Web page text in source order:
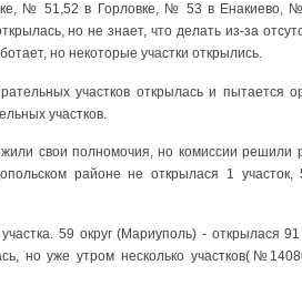
№ 51,52 в Горловке, № 53 в
но не знает, что делать из-за
но некоторые участки открылись.
участков открылась и пытается
участков.
свои полномочия, но комиссии решили
районе не открылася 1
59 округ (Мариуполь) - открылася 91
но уже утром несколько